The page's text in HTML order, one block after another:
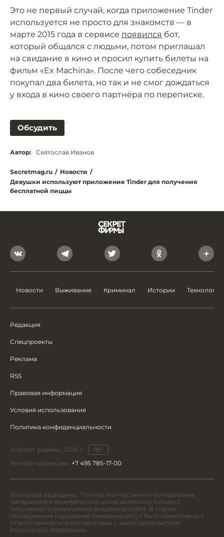
Это не первый случай, когда приложение Tinder
используется не просто для знакомств — в
марте 2015 года в сервисе появился бот,
который общался с людьми, потом приглашал
на свидание в кино и просил купить билеты на
фильм «Ex Machina». После чего собеседник
покупал два билета, но так и не смог дождаться
у входа в кино своего партнёра по переписке.
Обсудить
Автор: Святослав Иванов
Secretmag.ru / Новости /
Девушки используют приложение Tinder для получения
бесплатной пиццы
Новости Выживание Криминал Истории Технологии
Редакция
Спецпроекты
Реклама
RSS
Правовая информация
Условия использования
Политика конфиденциальности
«Секрет фирмы», 2026 г.
18+
Телефон редакции: +7 495 785-17-00
Все права защищены. Полное или частичное копирование
материалов в коммерческих целях возможно только с
письменного разрешения владельца сайта. В случае
обнаружения нарушений виновные могут быть привлечены к
ответственности в соответствии с законодательством
Российской Федерации.